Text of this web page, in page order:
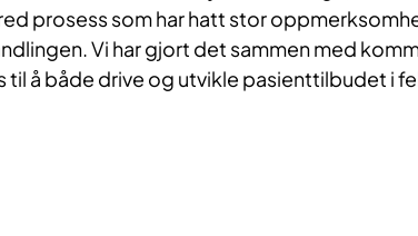
prosess som har hatt stor
Vi har gjort det sammen med
til å både drive og utvikle pasienttilbudet i